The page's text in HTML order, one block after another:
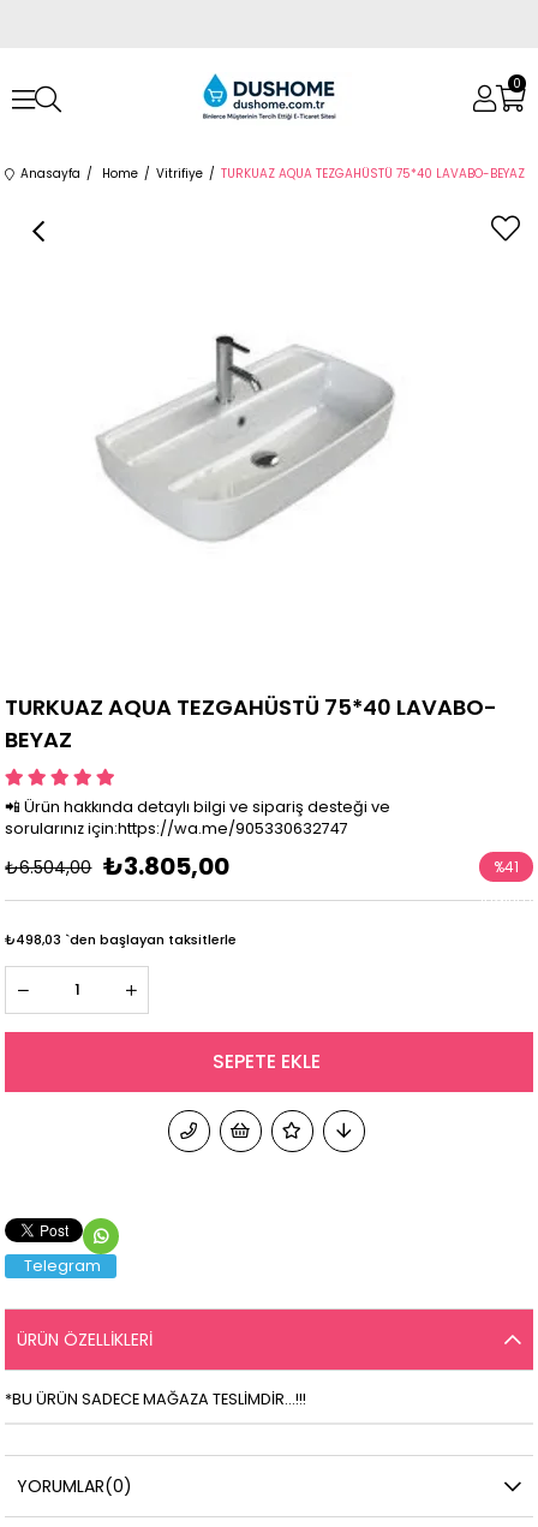
0
Anasayfa Home Vitrifiye TURKUAZ AQUA TEZGAHÜSTÜ 75*40 LAVABO-BEYAZ
TURKUAZ AQUA TEZGAHÜSTÜ 75*40 LAVABO-
BEYAZ
📲 Ürün hakkında detaylı bilgi ve sipariş desteği ve
sorularınız için:https://wa.me/905330632747
₺6.504,00 ₺3.805,00 %41
İndirim
₺498,03 `den başlayan taksitlerle
Telegram
ÜRÜN ÖZELLIKLERI
*BU ÜRÜN SADECE MAĞAZA TESLİMDİR...!!!
YORUMLAR(0)